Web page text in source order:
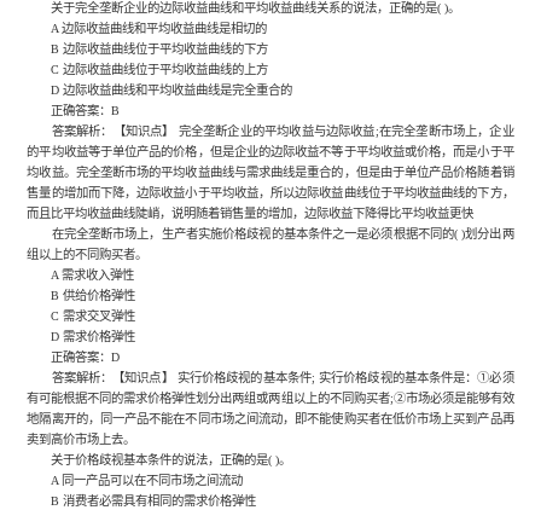
关于完全垄断企业的边际收益曲线和平均收益曲线关系的说法，正确的是( )。
A 边际收益曲线和平均收益曲线是相切的
B 边际收益曲线位于平均收益曲线的下方
C 边际收益曲线位于平均收益曲线的上方
D 边际收益曲线和平均收益曲线是完全重合的
正确答案：B
答案解析：【知识点】 完全垄断企业的平均收益与边际收益;在完全垄断市场上，企业
的平均收益等于单位产品的价格，但是企业的边际收益不等于平均收益或价格，而是小于平
均收益。完全垄断市场的平均收益曲线与需求曲线是重合的，但是由于单位产品价格随着销
售量的增加而下降，边际收益小于平均收益，所以边际收益曲线位于平均收益曲线的下方，
而且比平均收益曲线陡峭，说明随着销售量的增加，边际收益下降得比平均收益更快
在完全垄断市场上，生产者实施价格歧视的基本条件之一是必须根据不同的( )划分出两
组以上的不同购买者。
A 需求收入弹性
B 供给价格弹性
C 需求交叉弹性
D 需求价格弹性
正确答案：D
答案解析：【知识点】 实行价格歧视的基本条件; 实行价格歧视的基本条件是：①必须
有可能根据不同的需求价格弹性划分出两组或两组以上的不同购买者;②市场必须是能够有效
地隔离开的，同一产品不能在不同市场之间流动，即不能使购买者在低价市场上买到产品再
卖到高价市场上去。
关于价格歧视基本条件的说法，正确的是( )。
A 同一产品可以在不同市场之间流动
B 消费者必需具有相同的需求价格弹性